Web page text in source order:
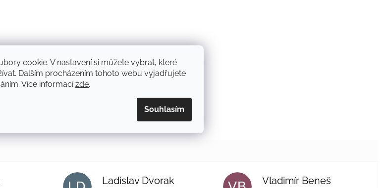
cookie. V nastavení si můžete vybrat, které
Dalším procházením tohoto webu vyjadřujete
Více informacízde.
Souhlasím
Ladislav Dvorak Vladimír Beneš